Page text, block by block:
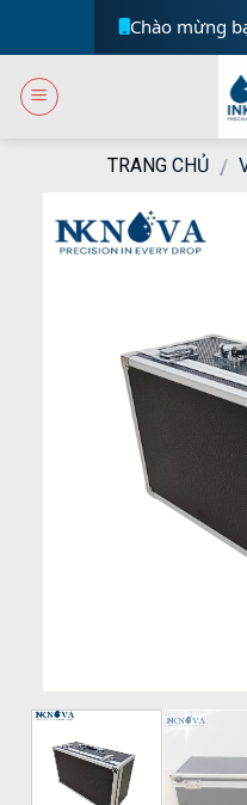
content
Chào mừng
TRANG CHỦ /